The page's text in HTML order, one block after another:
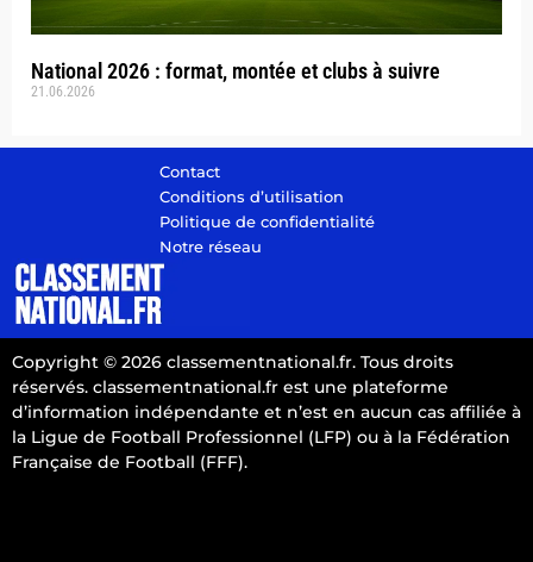
National 2026 : format, montée et clubs à suivre
21.06.2026
Contact
Conditions d’utilisation
Politique de confidentialité
Notre réseau
Copyright © 2026 classementnational.fr. Tous droits
réservés. classementnational.fr est une plateforme
d’information indépendante et n’est en aucun cas affiliée à
la Ligue de Football Professionnel (LFP) ou à la Fédération
Française de Football (FFF).